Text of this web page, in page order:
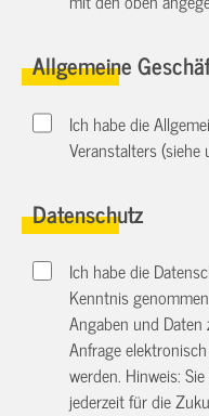
Allgemeine
Ich habe die
Veranstalters
Datenschutz
Ich habe die
Kenntnis
Angaben und
Anfrage
werden. Hinweis:
jederzeit für die